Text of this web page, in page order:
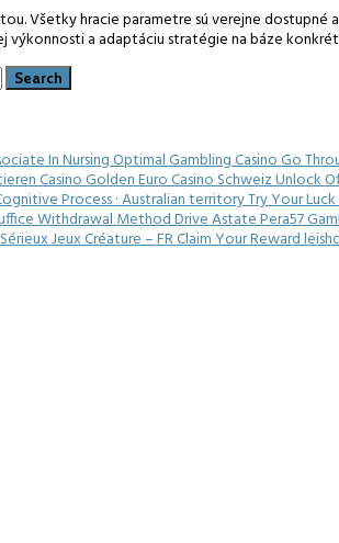
Všetky hracie parametre sú verejne
a adaptáciu stratégie na báze
In Nursing Optimal Gambling Casino Go
Casino Golden Euro Casino Schweiz Unlock
Process · Australian territory Try Your
Withdrawal Method Drive Astate Pera57
Jeux Créature – FR Claim Your Reward